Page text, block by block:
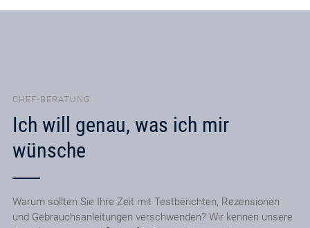
CHEF-BERATUNG
Ich will genau, was ich mir
wünsche
Warum sollten Sie Ihre Zeit mit Testberichten, Rezensionen
und Gebrauchsanleitungen verschwenden? Wir kennen unsere